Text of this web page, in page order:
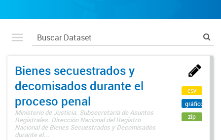
Bienes secuestrados y
decomisados durante el
proceso penal
Ministerio de Justicia. Subsecretaría de Asuntos
Registrales. Dirección Nacional del Registro
Nacional de Bienes Secuestrados y Decomisados
durante el...
csv
gráfico
zip